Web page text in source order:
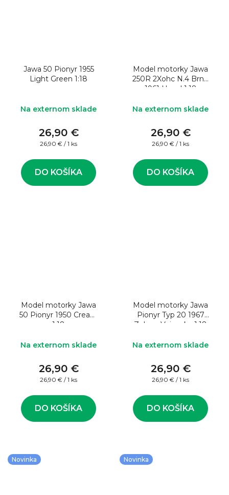
Jawa 50 Pionyr 1955
Light Green 1:18
Na externom sklade
26,90 €
Jednotková
26,90 € / 1 ks
DO KOŠÍKA
Model motorky Jawa
250R 2Xohc N.4 Brno
1961 Havel 1:18
Na externom sklade
26,90 €
Jednotková
26,90 € / 1 ks
DO KOŠÍKA
Model motorky Jawa
50 Pionyr 1950 Cream
1:18
Na externom sklade
26,90 €
Jednotková
26,90 € / 1 ks
DO KOŠÍKA
Model motorky Jawa
Pionyr Typ 20 1967
Zelena Vojenska 1:18
Na externom sklade
26,90 €
Jednotková
26,90 € / 1 ks
DO KOŠÍKA
Novinka Novinka